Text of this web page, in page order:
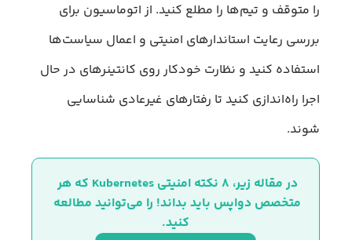
را متوقف و تیم‌ها را مطلع کنید. از اتوماسیون برای
بررسی رعایت استاندارهای امنیتی و اعمال سیاست‌ها
استفاده کنید و نظارت خودکار روی کانتینرهای در حال
اجرا راه‌اندازی کنید تا رفتارهای غیرعادی شناسایی
شوند.
در مقاله زیر، ۸ نکته امنیتی Kubernetes که هر
متخصص دواپس باید بداند! را می‌توانید مطالعه
کنید.